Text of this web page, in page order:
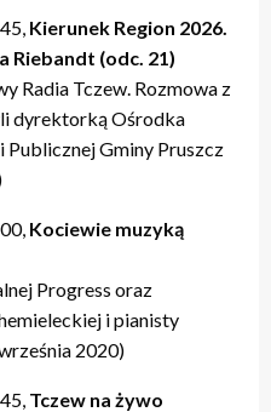
Kierunek Region 2026.
Riebandt (odc. 21)
Radia Tczew. Rozmowa z
dyrektorką Ośrodka
Gminy Pruszcz
Kociewie muzyką
Progress oraz
i pianisty
2020)
Tczew na żywo